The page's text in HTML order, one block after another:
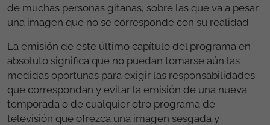
de muchas personas gitanas, sobre las que va a pesar
una imagen que no se corresponde con su realidad.
La emisión de este último capítulo del programa en
absoluto significa que no puedan tomarse aún las
medidas oportunas para exigir las responsabilidades
que correspondan y evitar la emisión de una nueva
temporada o de cualquier otro programa de
televisión que ofrezca una imagen sesgada y